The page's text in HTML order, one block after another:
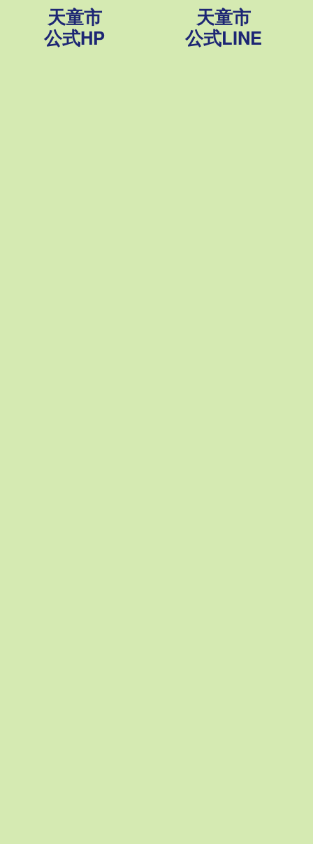
天童市
公式HP
天童市
公式LINE